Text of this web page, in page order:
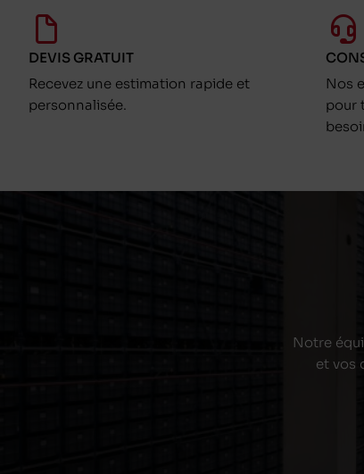
DEVIS GRATUIT
Recevez une estimation rapide et
personnalisée.
Nos
pour
Notre
et vos